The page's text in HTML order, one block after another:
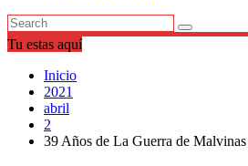
Tu estas aquí
Inicio
2021
abril
2
39 Años de La Guerra de Malvinas